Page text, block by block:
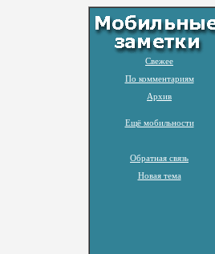
Свежее
По комментариям
Архив
Ещё мобильности
Обратная связь
Новая тема